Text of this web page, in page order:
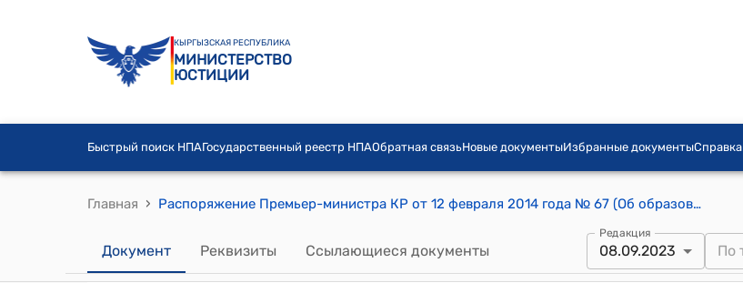
КЫРГЫЗСКАЯ РЕСПУБЛИКА
МИНИСТЕРСТВО
ЮСТИЦИИ
Быстрый поиск НПАГосударственный реестр НПАОбратная связьНовые документыИзбранные документыСправка
Главная › Распоряжение Премьер-министра КР от 12 февраля 2014 года № 67 (Об образовании межведомственной рабочей группы для выработки предложений по построению приемлемой модели для Кыргызской Республики предоставления медицинских услуг в изоляторах временного содержания органов внутренних дел Кыргызской Республики и других правоохранительных органов)
Документ Реквизиты Ссылающиеся документы
Редакция
08.09.2023